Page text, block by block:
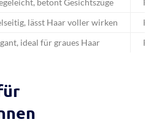
betont Gesichtszüge
lässt Haar voller wirken
ideal für graues Haar